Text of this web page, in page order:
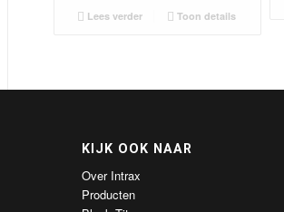
Lees verder Toon details
KIJK OOK NAAR
Over Intrax
Producten